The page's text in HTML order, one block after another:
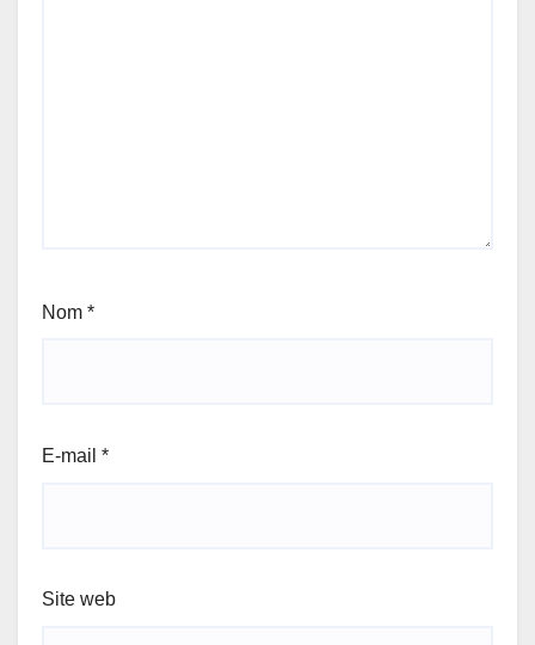
Nom *
E-mail *
Site web